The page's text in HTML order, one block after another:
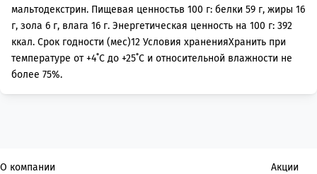
мальтодекстрин. Пищевая ценностьв 100 г: белки 59 г, жиры 16
г, зола 6 г, влага 16 г. Энергетическая ценность на 100 г: 392
ккал. Срок годности (мес)12 Условия храненияХранить при
температуре от +4˚С до +25˚С и относительной влажности не
более 75%.
О компании
Акции